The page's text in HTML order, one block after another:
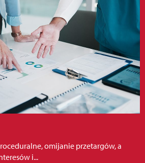
omijanie przetargów, a
i...